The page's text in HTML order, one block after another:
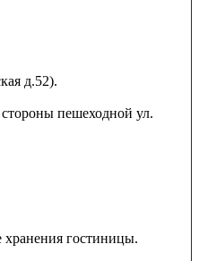
д.52).
пешеходной ул.
хранения гостиницы.